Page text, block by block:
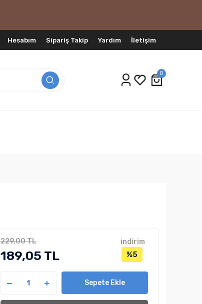
Hesabım Sipariş Takip Yardım İletişim
0
229,00 TL
189,05 TL
indirim
%5
Sepete Ekle